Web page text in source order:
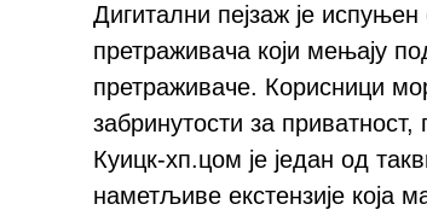
Дигитални пејзаж је
претраживача који мењају
претраживаче. Корисници
забринутости за
Куицк-хп.цом је један од
наметљиве екстензије која